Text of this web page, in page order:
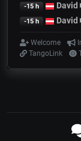
-15 h David
-15 h David
Welcome
TangoLink